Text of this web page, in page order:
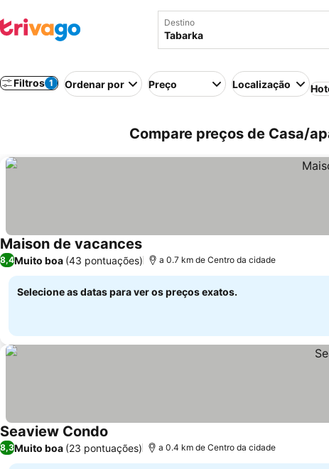
Destino
Filtros 1 Ordenar por Preço Localização
Compare preços de Casa/
Maison de vacances
8,4Muito boa (43 pontuações) a 0.7 km de Centro da cidade
Selecione as datas para ver os preços exatos.
Seaview Condo
8,3Muito boa (23 pontuações) a 0.4 km de Centro da cidade